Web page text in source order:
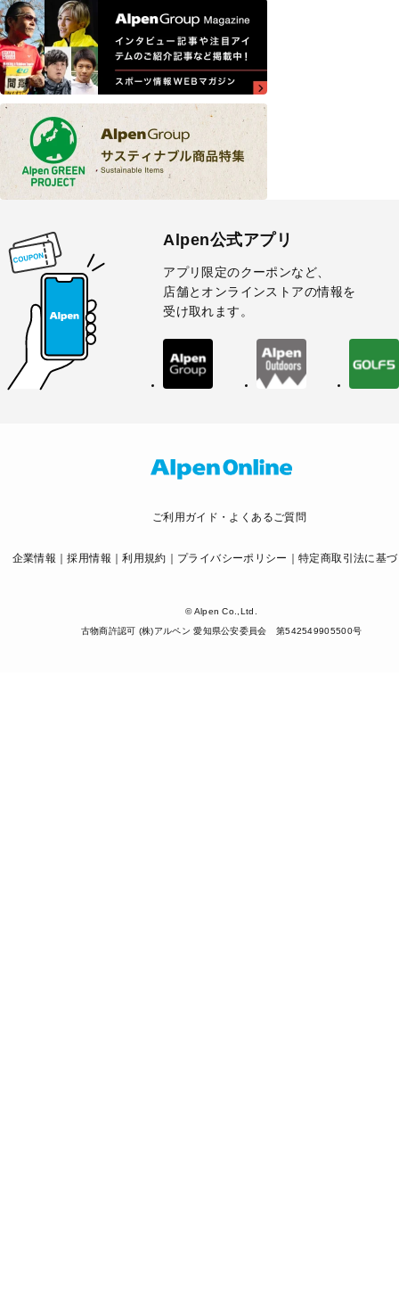
Alpen公式アプリ
アプリ限定のクーポンなど、
店舗とオンラインストアの情報を
受け取れます。
ご利用ガイド・よくあるご質問
企業情報 採用情報 利用規約 プライバシーポリシー 特定商取引法に基
© Alpen Co.,Ltd.
古物商許認可 (株)アルペン 愛知県公安委員会 第542549905500号